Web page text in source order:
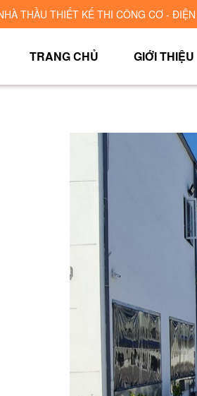
THẦU THIẾT KẾ THI CÔNG CƠ -
TRANG CHỦ GIỚI THIỆU